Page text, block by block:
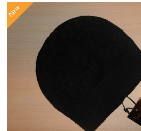
New